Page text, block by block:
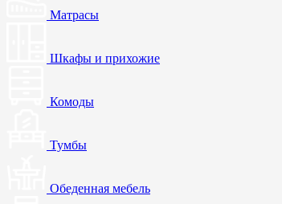
Матрасы
Шкафы и прихожие
Комоды
Тумбы
Обеденная мебель